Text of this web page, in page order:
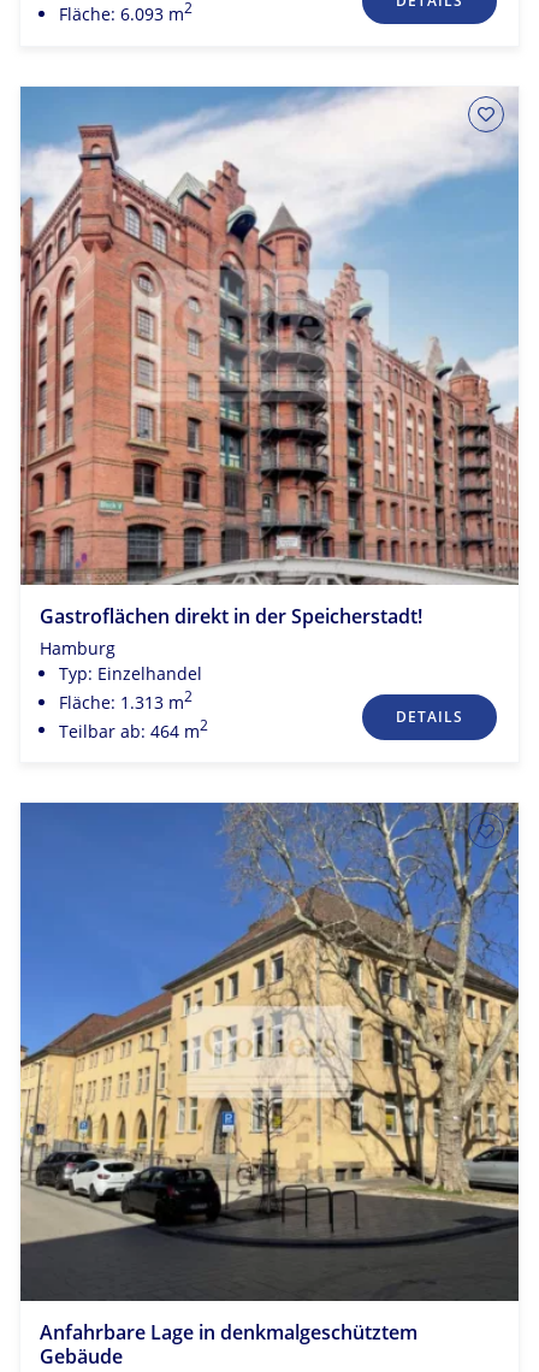
Fläche: 6.093 m2
Gastroflächen direkt in der Speicherstadt!
Hamburg
Typ: Einzelhandel
Fläche: 1.313 m2
Teilbar ab: 464 m2 DETAILS
Anfahrbare Lage in denkmalgeschütztem
Gebäude